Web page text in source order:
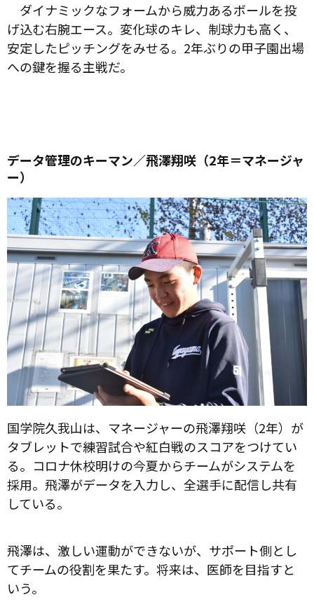
ダイナミックなフォームから威力あるボールを投
げ込む右腕エース。変化球のキレ、制球力も高く、
安定したピッチングをみせる。2年ぶりの甲子園出場
への鍵を握る主戦だ。
データ管理のキーマン／飛澤翔咲（2年＝マネージャ
ー）
国学院久我山は、マネージャーの飛澤翔咲（2年）が
タブレットで練習試合や紅白戦のスコアをつけてい
る。コロナ休校明けの今夏からチームがシステムを
採用。飛澤がデータを入力し、全選手に配信し共有
している。
飛澤は、激しい運動ができないが、サポート側とし
てチームの役割を果たす。将来は、医師を目指すと
いう。